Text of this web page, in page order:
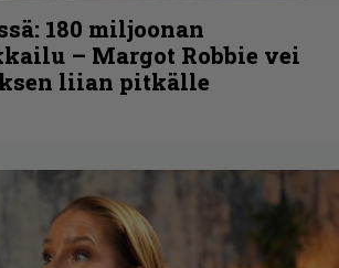
180 miljoonan
– Margot Robbie vei
liian pitkälle